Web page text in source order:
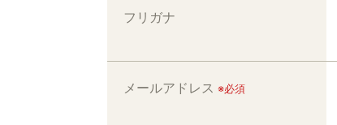
フリガナ
メールアドレス ※必須